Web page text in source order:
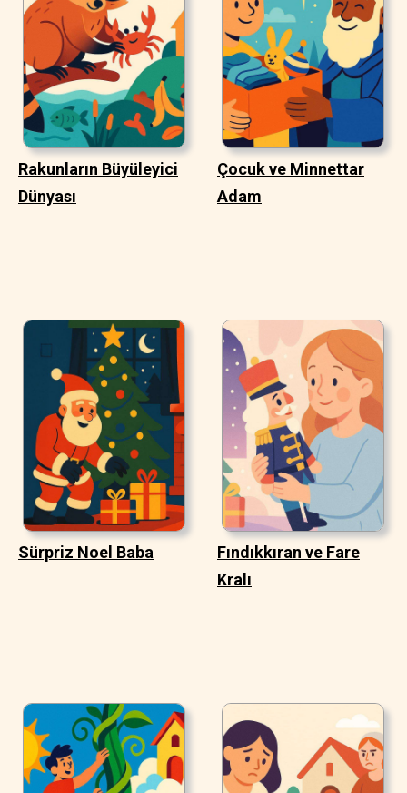
Rakunların Büyüleyici
Dünyası
Çocuk ve Minnettar
Adam
Sürpriz Noel Baba
Fındıkkıran ve Fare
Kralı